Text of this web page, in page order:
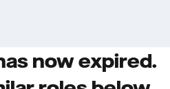
now expired.